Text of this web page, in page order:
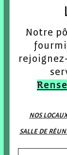
Notre
NOS LOCAUX
SALLE DE